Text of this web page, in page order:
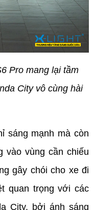
Pro mang lại tầm
City vô cùng hài
sáng mạnh mà còn
vào vùng cần chiếu
gây chói cho xe đi
quan trọng với các
City, bởi ánh sáng